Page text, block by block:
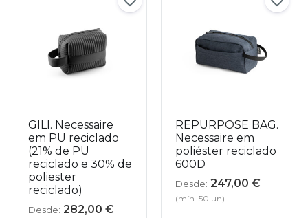
GILI. Necessaire
em PU reciclado
(21% de PU
reciclado e 30% de
poliester
reciclado)
Desde: 282,00 €
REPURPOSE BAG.
Necessaire em
poliéster reciclado
600D
Desde: 247,00 €
(mín. 50 un)